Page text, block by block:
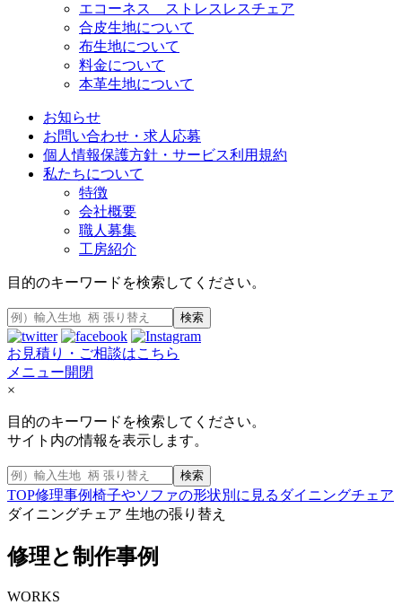
エコーネス ストレスレスチェア
合皮生地について
布生地について
料金について
本革生地について
お知らせ
お問い合わせ・求人応募
個人情報保護方針・サービス利用規約
私たちについて
特徴
会社概要
職人募集
工房紹介
目的のキーワードを検索してください。
検索
お見積り・ご相談はこちら
メニュー開閉
×
目的のキーワードを検索してください。
サイト内の情報を表示します。
検索
TOP修理事例椅子やソファの形状別に見る ダイニングチェア
ダイニングチェア 生地の張り替え
修理と制作事例
WORKS